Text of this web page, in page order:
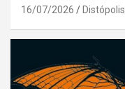
16/07/2026 Distópolis